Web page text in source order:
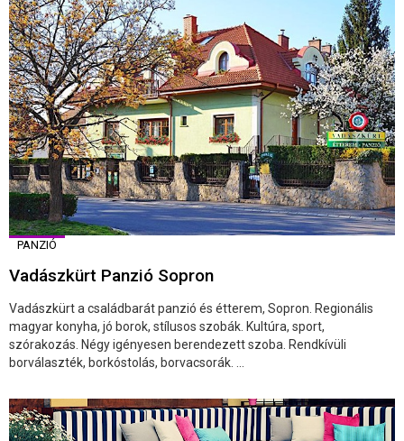
PANZIÓ
Vadászkürt Panzió Sopron
Vadászkürt a családbarát panzió és étterem, Sopron. Regionális
magyar konyha, jó borok, stílusos szobák. Kultúra, sport,
szórakozás. Négy igényesen berendezett szoba. Rendkívüli
borválaszték, borkóstolás, borvacsorák. ...